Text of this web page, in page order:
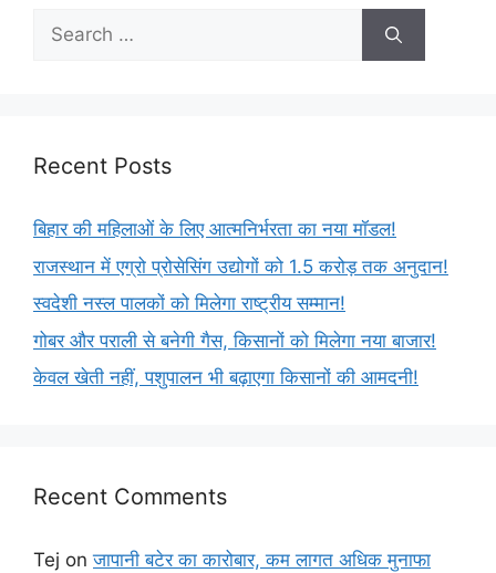
Recent Posts
बिहार की महिलाओं के लिए आत्मनिर्भरता का नया मॉडल!
राजस्थान में एग्रो प्रोसेसिंग उद्योगों को 1.5 करोड़ तक अनुदान!
स्वदेशी नस्ल पालकों को मिलेगा राष्ट्रीय सम्मान!
गोबर और पराली से बनेगी गैस, किसानों को मिलेगा नया बाजार!
केवल खेती नहीं, पशुपालन भी बढ़ाएगा किसानों की आमदनी!
Recent Comments
Tej onजापानी बटेर का कारोबार, कम लागत अधिक मुनाफा